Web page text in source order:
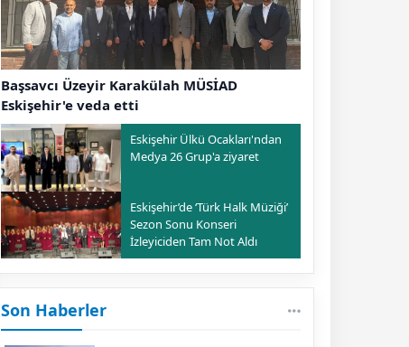
Başsavcı Üzeyir Karakülah MÜSİAD
Eskişehir'e veda etti
Eskişehir Ülkü Ocakları'ndan
Medya 26 Grup'a ziyaret
Eskişehir’de ‘Türk Halk Müziği’
Sezon Sonu Konseri
İzleyiciden Tam Not Aldı
Son Haberler